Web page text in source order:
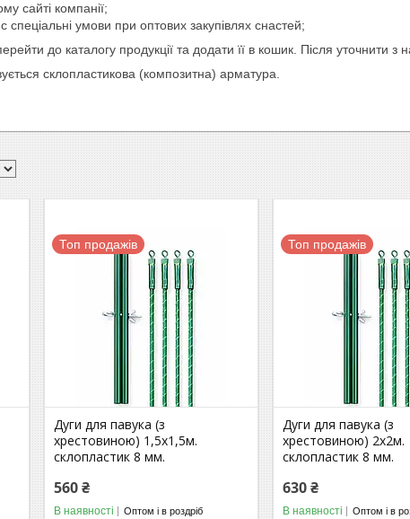
сайті компанії;
спеціальні умови при оптових закупівлях снастей;
до каталогу продукції та додати її в кошик. Після
склопластикова (композитна) арматура.
Топ продажів
Дуги для павука (з
хрестовиною) 1,5х1,5м.
склопластик 8 мм.
560 ₴
В наявності Оптом і в роздріб
Топ продажів
Дуги для павука (з
хрестовиною) 2х2м.
склопластик 8 мм.
630 ₴
В наявності Оптом і в